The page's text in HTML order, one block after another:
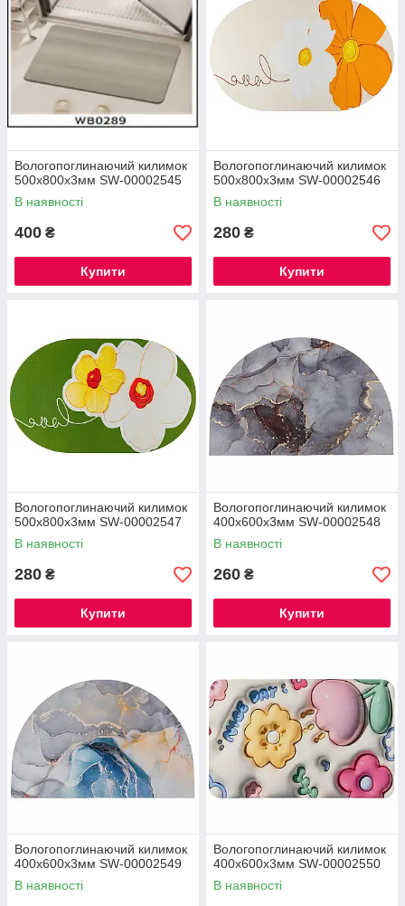
Вологопоглинаючий килимок
500х800х3мм SW-00002545
В наявності
400 ₴
Купити
Вологопоглинаючий килимок
500х800х3мм SW-00002546
В наявності
280 ₴
Купити
Вологопоглинаючий килимок
500х800х3мм SW-00002547
В наявності
280 ₴
Купити
Вологопоглинаючий килимок
400х600х3мм SW-00002548
В наявності
260 ₴
Купити
Вологопоглинаючий килимок
400х600х3мм SW-00002549
В наявності
Вологопоглинаючий килимок
400х600х3мм SW-00002550
В наявності